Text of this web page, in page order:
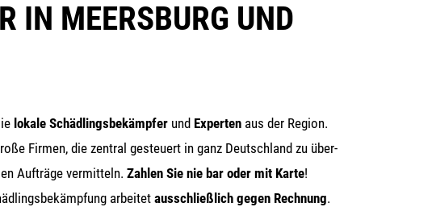
IN MEERSBURG UND
loka­le Schäd­lings­be­kämp­ferund Exper­tenaus der Regi­on.
Fir­men, die zen­tral gesteu­ert in ganz Deutsch­land zu über­
Auf­trä­ge ver­mit­teln. Zah­len Sie nie bar oder mit Kar­te!
arbei­tet aus­schließ­lich gegen Rech­nung.